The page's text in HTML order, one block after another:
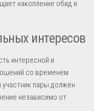
накопление обид и
интересов
интересной и
со временем
пары должен
независимо от